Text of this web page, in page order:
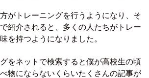
がトレーニングを行うようになり、そ
紹介されると、多くの人たちがトレー
を持つようになりました。
をネットで検索すると僕が高校生の頃
物にならないくらいたくさんの記事が